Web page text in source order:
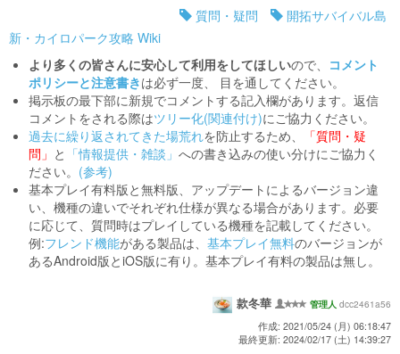
質問・疑問
開拓サバイバル島
新・カイロパーク攻略 Wiki
より多くの皆さんに安心して利用をしてほしいので、 コメント
ポリシーと注意書きは必ず一度、 目を通してください。
掲示板の最下部に新規でコメントする記入欄があります。返信
コメントをされる際はツリー化(関連付け)にご協力ください。
過去に繰り返されてきた場荒れを防止するため、
「質問・疑
問」 と 「情報提供・雑談」への書き込みの使い分けにご協力く
ださい。 (参考)
基本プレイ有料版と無料版、アップデートによるバージョン違
い、機種の違いでそれぞれ仕様が異なる場合があります。必要
に応じて、質問時はプレイしている機種を記載してください。
例:フレンド機能がある製品は、基本プレイ無料のバージョンが
あるAndroid版とiOS版に有り。基本プレイ有料の製品は無し。
款冬華 管理人 dcc2461a56
作成: 2021/05/24 (月) 06:18:47
最終更新: 2024/02/17 (土) 14:39:27